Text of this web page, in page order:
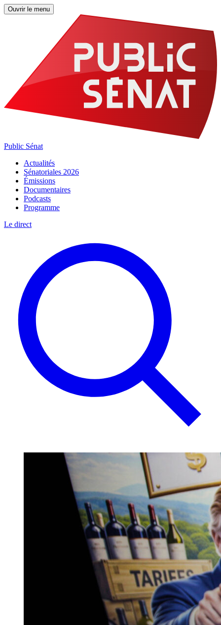
Ouvrir le menu
Public Sénat
Actualités
Sénatoriales 2026
Émissions
Documentaires
Podcasts
Programme
Le direct